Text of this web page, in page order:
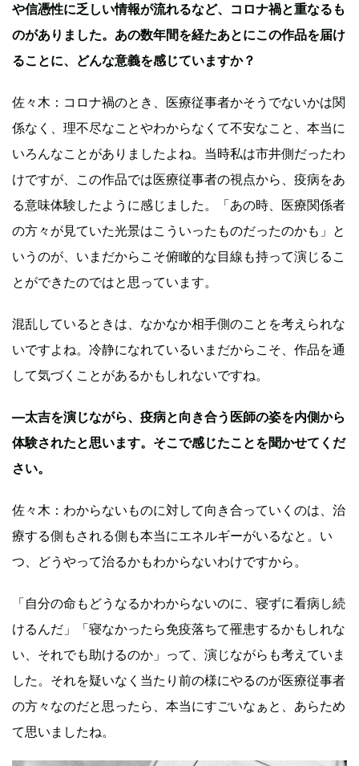
や信憑性に乏しい情報が流れるなど、コロナ禍と重なるも
のがありました。あの数年間を経たあとにこの作品を届け
ることに、どんな意義を感じていますか？
佐々木：コロナ禍のとき、医療従事者かそうでないかは関
係なく、理不尽なことやわからなくて不安なこと、本当に
いろんなことがありましたよね。当時私は市井側だったわ
けですが、この作品では医療従事者の視点から、疫病をあ
る意味体験したように感じました。「あの時、医療関係者
の方々が見ていた光景はこういったものだったのかも」と
いうのが、いまだからこそ俯瞰的な目線も持って演じるこ
とができたのではと思っています。
混乱しているときは、なかなか相手側のことを考えられな
いですよね。冷静になれているいまだからこそ、作品を通
して気づくことがあるかもしれないですね。
—太吉を演じながら、疫病と向き合う医師の姿を内側から
体験されたと思います。そこで感じたことを聞かせてくだ
さい。
佐々木：わからないものに対して向き合っていくのは、治
療する側もされる側も本当にエネルギーがいるなと。い
つ、どうやって治るかもわからないわけですから。
「自分の命もどうなるかわからないのに、寝ずに看病し続
けるんだ」「寝なかったら免疫落ちて罹患するかもしれな
い、それでも助けるのか」って、演じながらも考えていま
した。それを疑いなく当たり前の様にやるのが医療従事者
の方々なのだと思ったら、本当にすごいなぁと、あらため
て思いましたね。